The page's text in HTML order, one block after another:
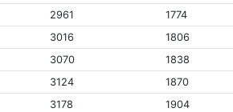
2961 1774
3016 1806
3070 1838
3124 1870
3178 1904